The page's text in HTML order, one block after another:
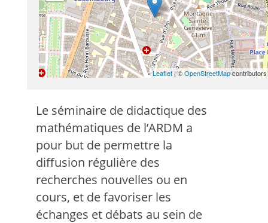
Leaflet| ©OpenStreetMapcontributors
Le séminaire de didactique des
mathématiques de l’ARDM a
pour but de permettre la
diffusion régulière des
recherches nouvelles ou en
cours, et de favoriser les
échanges et débats au sein de